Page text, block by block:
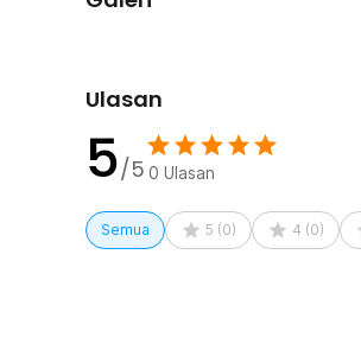
1 x One Two Cups Bar Mat
Ulasan
5/5 0 Ulasan
Semua 5 (0) 4 (0)